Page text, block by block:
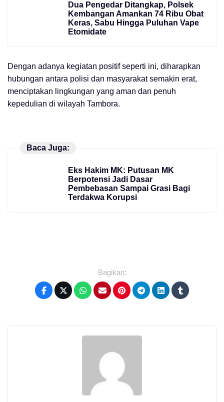
Dua Pengedar Ditangkap, Polsek
Kembangan Amankan 74 Ribu Obat
Keras, Sabu Hingga Puluhan Vape
Etomidate
Dengan adanya kegiatan positif seperti ini, diharapkan
hubungan antara polisi dan masyarakat semakin erat,
menciptakan lingkungan yang aman dan penuh
kepedulian di wilayah Tambora.
Baca Juga:
Eks Hakim MK: Putusan MK
Berpotensi Jadi Dasar
Pembebasan Sampai Grasi Bagi
Terdakwa Korupsi
Bagikan: